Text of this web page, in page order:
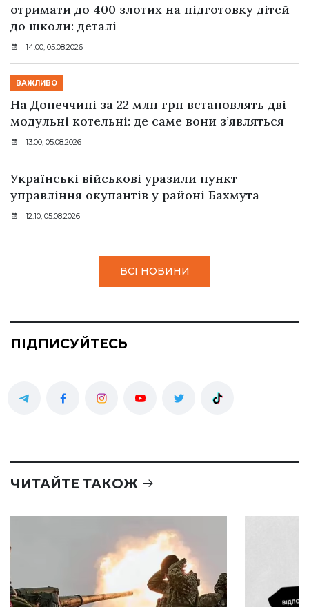
отримати до 400 злотих на підготовку дітей
до школи: деталі
14:00, 05.08.2026
ВАЖЛИВО
На Донеччині за 22 млн грн встановлять дві
модульні котельні: де саме вони з’являться
13:00, 05.08.2026
Українські військові уразили пункт
управління окупантів у районі Бахмута
12:10, 05.08.2026
ВСІ НОВИНИ
ПІДПИСУЙТЕСЬ
ЧИТАЙТЕ ТАКОЖ